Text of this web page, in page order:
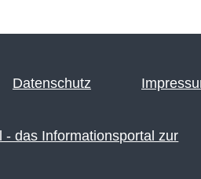
Datenschutz
- das Informationsportal zur